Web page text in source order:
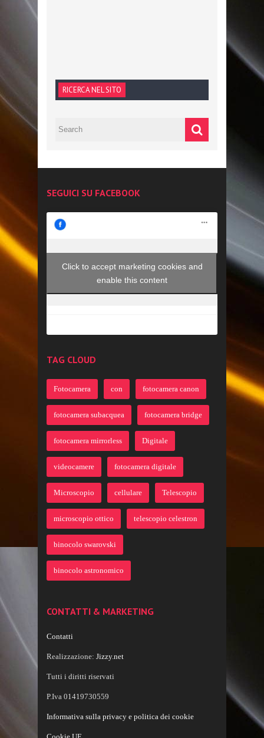
RICERCA NEL SITO
SEGUICI SU FACEBOOK
Click to accept marketing cookies and
enable this content
TAG CLOUD
Fotocamera con fotocamera canon
fotocamera subacquea fotocamera bridge
fotocamera mirrorless Digitale
videocamere fotocamera digitale
Microscopio cellulare Telescopio
microscopio ottico telescopio celestron
binocolo swarovski
binocolo astronomico
CONTATTI & MARKETING
Contatti
Realizzazione: Jizzy.net
Tutti i diritti riservati
P.Iva 01419730559
Informativa sulla privacy e politica dei cookie